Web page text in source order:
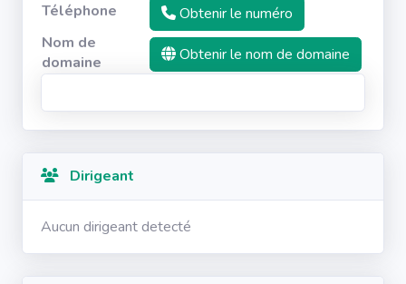
Téléphone
Obtenir le numéro
Nom de
domaine
Obtenir le nom de domaine
Dirigeant
Aucun dirigeant detecté